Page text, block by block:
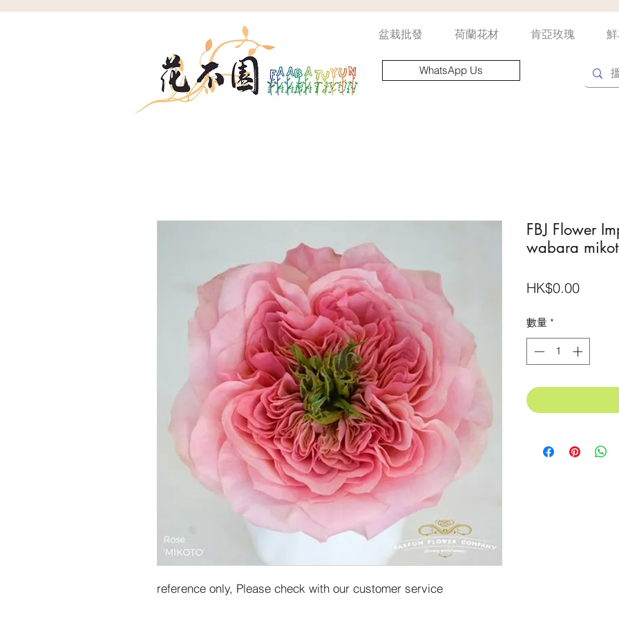
盆栽批發 荷蘭花材 肯亞玫瑰
WhatsApp Us
reference only, Please check with our customer service
FBJ Flower
wabara
HK$0.00價
數量 *